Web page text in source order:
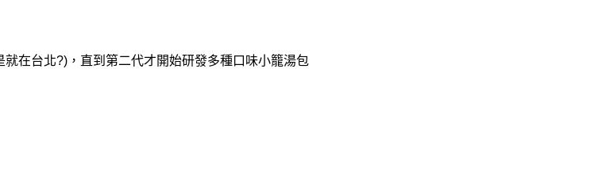
在台北?)， 直到第二代才開始研發多種口味小籠湯包